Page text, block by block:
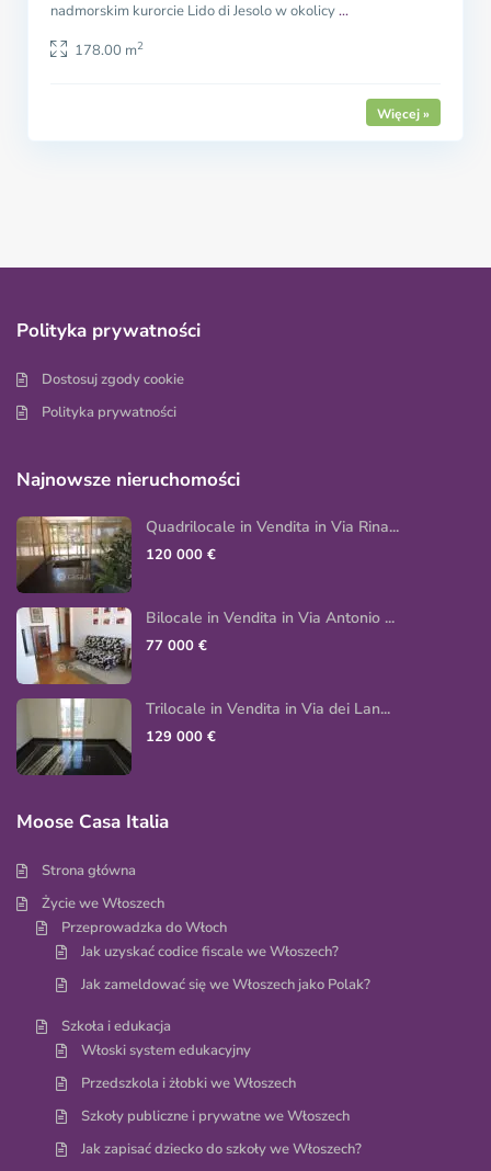
nadmorskim kurorcie Lido di Jesolo w okolicy...
178.00 m2
Polityka prywatności
Dostosuj zgody cookie
Polityka prywatności
Najnowsze nieruchomości
Quadrilocale in Vendita in Via Rina...
120 000 €
Bilocale in Vendita in Via Antonio ...
77 000 €
Trilocale in Vendita in Via dei Lan...
129 000 €
Moose Casa Italia
Strona główna
Życie we Włoszech
Przeprowadzka do Włoch
Jak uzyskać codice fiscale we Włoszech?
Jak zameldować się we Włoszech jako Polak?
Szkoła i edukacja
Włoski system edukacyjny
Przedszkola i żłobki we Włoszech
Szkoły publiczne i prywatne we Włoszech
Jak zapisać dziecko do szkoły we Włoszech?